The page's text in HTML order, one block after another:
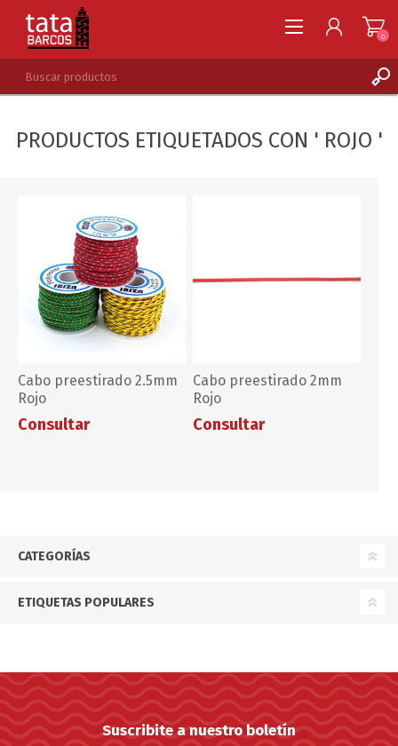
INGRESAR
0
PRODUCTOS ETIQUETADOS CON ' ROJO '
Cabo preestirado 2.5mm
Rojo
Consultar
Cabo preestirado 2mm
Rojo
Consultar
CATEGORÍAS
ETIQUETAS POPULARES
Suscribite a nuestro boletín